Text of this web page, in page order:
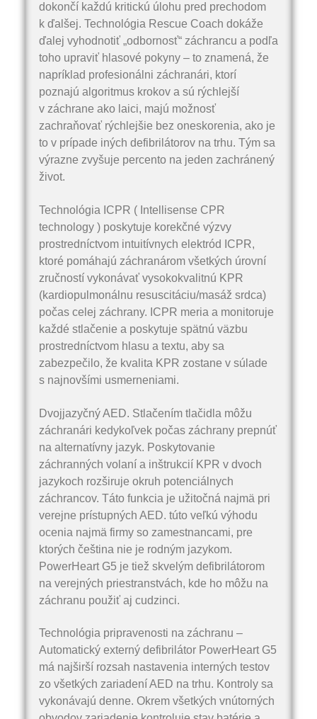
dokončí každú kritickú úlohu pred prechodom
k ďalšej. Technológia Rescue Coach dokáže
ďalej vyhodnotiť „odbornosť“ záchrancu a podľa
toho upraviť hlasové pokyny – to znamená, že
napríklad profesionálni záchranári, ktorí
poznajú algoritmus krokov a sú rýchlejší
v záchrane ako laici, majú možnosť
zachraňovať rýchlejšie bez oneskorenia, ako je
to v prípade iných defibrilátorov na trhu. Tým sa
výrazne zvyšuje percento na jeden zachránený
život.
Technológia ICPR ( Intellisense CPR
technology ) poskytuje korekčné výzvy
prostredníctvom intuitívnych elektród ICPR,
ktoré pomáhajú záchranárom všetkých úrovní
zručností vykonávať vysokokvalitnú KPR
(kardiopulmonálnu resuscitáciu/masáž srdca)
počas celej záchrany. ICPR meria a monitoruje
každé stlačenie a poskytuje spätnú väzbu
prostredníctvom hlasu a textu, aby sa
zabezpečilo, že kvalita KPR zostane v súlade
s najnovšími usmerneniami.
Dvojjazyčný AED. Stlačením tlačidla môžu
záchranári kedykoľvek počas záchrany prepnúť
na alternatívny jazyk. Poskytovanie
záchranných volaní a inštrukcií KPR v dvoch
jazykoch rozširuje okruh potenciálnych
záchrancov. Táto funkcia je užitočná najmä pri
verejne prístupných AED. túto veľkú výhodu
ocenia najmä firmy so zamestnancami, pre
ktorých čeština nie je rodným jazykom.
PowerHeart G5 je tiež skvelým defibrilátorom
na verejných priestranstvách, kde ho môžu na
záchranu použiť aj cudzinci.
Technológia pripravenosti na záchranu –
Automatický externý defibrilátor PowerHeart G5
má najširší rozsah nastavenia interných testov
zo všetkých zariadení AED na trhu. Kontroly sa
vykonávajú denne. Okrem všetkých vnútorných